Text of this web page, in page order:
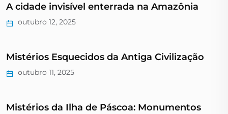
A cidade invisível enterrada na Amazônia
outubro 12, 2025
Mistérios Esquecidos da Antiga Civilização
outubro 11, 2025
Mistérios da Ilha de Páscoa: Monumentos